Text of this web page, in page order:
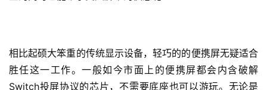
相比起硕大笨重的传统显示设备，轻巧的的便携屏无疑适合
胜任这一工作。一般如今市面上的便携屏都会内含破解
Switch投屏协议的芯片，不需要底座也可以游玩。无论是